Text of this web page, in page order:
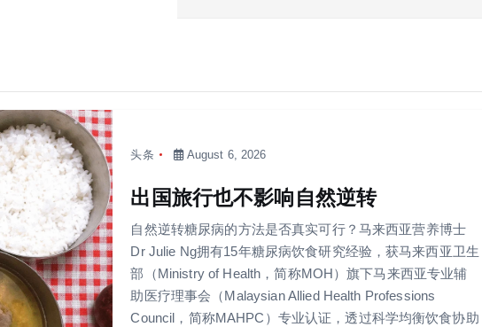
头条 August 6, 2026
出国旅行也不影响自然逆转
自然逆转糖尿病的方法是否真实可行？马来西亚营养博士
Dr Julie Ng拥有15年糖尿病饮食研究经验，获马来西亚卫生
部（Ministry of Health，简称MOH）旗下马来西亚专业辅
助医疗理事会（Malaysian Allied Health Professions
Council，简称MAHPC）专业认证，透过科学均衡饮食协助